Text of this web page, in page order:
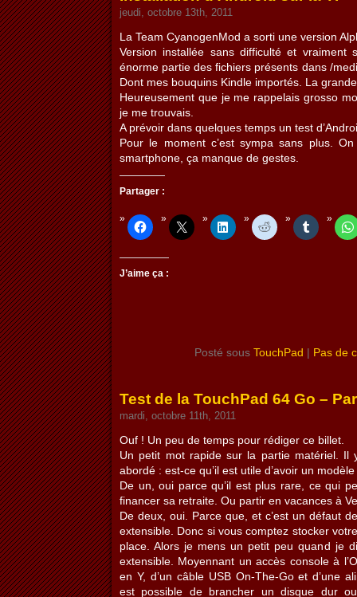
jeudi, octobre 13th, 2011
La Team CyanogenMod a sorti une version
Version installée sans difficulté et vraiment
énorme partie des fichiers présents dans /
Dont mes bouquins Kindle importés. La
Heureusement que je me rappelais grosso
je me trouvais.
A prévoir dans quelques temps un test
Pour le moment c’est sympa sans plus.
smartphone, ça manque de gestes.
Partager :
J’aime ça :
Posté sous TouchPad | Pas de
Test de la TouchPad 64 Go –
mardi, octobre 11th, 2011
Ouf ! Un peu de temps pour rédiger ce billet.
Un petit mot rapide sur la partie matériel. Il
abordé : est-ce qu’il est utile d’avoir un
De un, oui parce qu’il est plus rare, ce qui
financer sa retraite. Ou partir en vacances à
De deux, oui. Parce que, et c’est un défaut
extensible. Donc si vous comptez stocker
place. Alors je mens un petit peu quand je
extensible. Moyennant un accès console à
en Y, d’un câble USB On-The-Go et d’une
est possible de brancher un disque dur